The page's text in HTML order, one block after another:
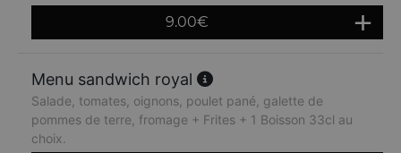
9.00€
Menu sandwich royal
Salade, tomates, oignons, poulet pané, galette de
pommes de terre, fromage + Frites + 1 Boisson 33cl au
choix.